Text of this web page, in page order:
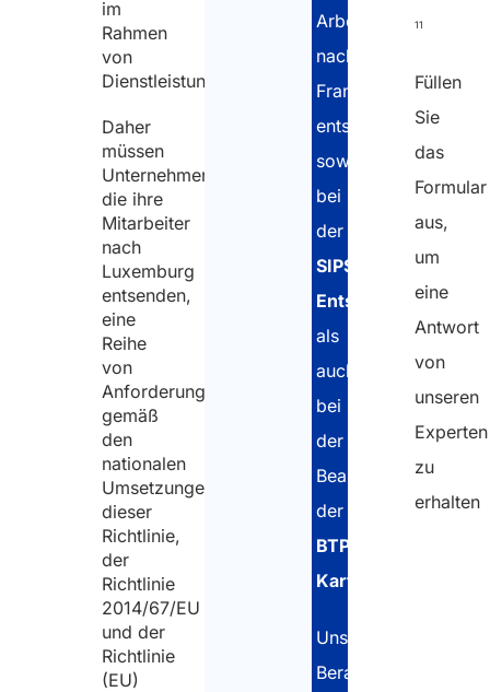
im
Rahmen
von
Dienstleistungsleistungen.
Daher
müssen
Unternehmen,
die ihre
Mitarbeiter
nach
Luxemburg
entsenden,
eine
Reihe
von
Anforderungen
gemäß
den
nationalen
Umsetzungen
dieser
Richtlinie,
der
Richtlinie
2014/67/EU
und der
Richtlinie
(EU)
Arbeitnehmer
nach
Frankreich
entsenden,
sowohl
bei
der
SIPSI-
Entsendemeldung
als
auch
bei
der
Beantragung
der
BTP-
Karte
Unsere
Berater
11
Füllen
Sie
das
Formular
aus,
um
eine
Antwort
von
unseren
Experten
zu
erhalten